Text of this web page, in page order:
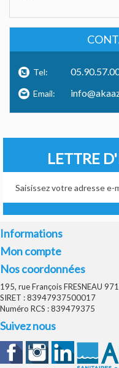
Tel:
Email:
LETTRE
Informations
Mon compte
Nos coordonnées
195, rue François FRESNEAU
SIRET : 83947937500017
Numéro RCS : 839479375
Suivez nous